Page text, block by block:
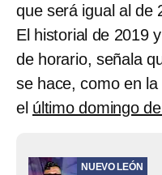
que será igual al de
El historial de 2019
de horario, señala
se hace, como en
el último domingo
NUEVO LEÓN